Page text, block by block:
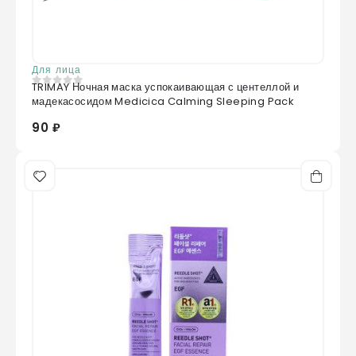
Для лица
0из 5
TRIMAY Ночная маска успокаивающая с центеллой и
мадекасосидом Medicica Calming Sleeping Pack
90 ₽